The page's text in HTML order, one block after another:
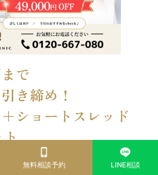
で
き締め！
ショートスレッド
ライン・顎下のもたつき
無料相談予約 LINE相談